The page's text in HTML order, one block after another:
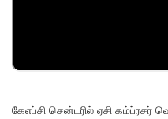
கேஎப்சி சென்டரில் ஏசி கம்ப்ரசர்